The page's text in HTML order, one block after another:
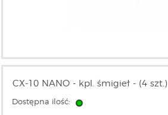
CX-10 NANO - kpl. śmigieł - (4 szt.)
Dostępna ilość: